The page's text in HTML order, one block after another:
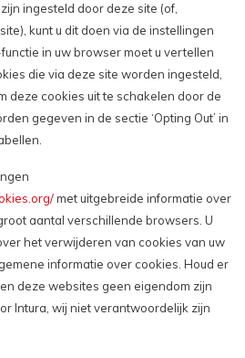
ingesteld door deze site (of,
kunt u dit doen via de instellingen
functie in uw browser moet u vertellen
die via deze site worden ingesteld,
deze cookies uit te schakelen door de
gegeven in de sectie ‘Opting Out’ in
met uitgebreide informatie over
aantal verschillende browsers. U
het verwijderen van cookies van uw
informatie over cookies. Houd er
deze websites geen eigendom zijn
Intura, wij niet verantwoordelijk zijn